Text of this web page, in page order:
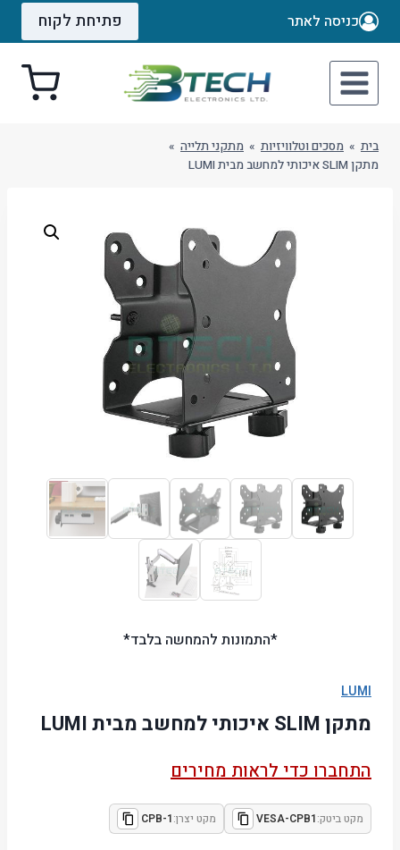
Skip
כניסה לאתר פתיחת לקוח
בית » מסכים וטלוויזיות » מתקני תלייה »
מתקן SLIM איכותי למחשב מבית LUMI
*התמונות להמחשה בלבד*
LUMI
מתקן SLIM איכותי למחשב מבית LUMI
התחברו כדי לראות מחירים
מקט ביטק:VESA-CPB1 מקט יצרן:CPB-1